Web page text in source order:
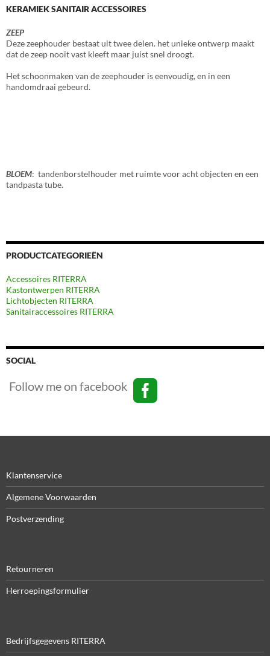
KERAMIEK SANITAIR ACCESSOIRES
ZEEP
Deze zeephouder bestaat uit twee delen. het unieke ontwerp maakt
dat de zeep nooit vast kleeft maar juist snel droogt.
Het schoonmaken van de zeephouder is eenvoudig, en in een
handomdraai gebeurd.
BLOEM: tandenborstelhouder met ruimte voor acht objecten en een
tandpasta tube.
PRODUCTCATEGORIEËN
Accessoires RITERRA
Kastontwerpen RITERRA
Lichtobjecten RITERRA
Sanitairaccessoires RITERRA
SOCIAL
Follow me on facebook
Klantenservice
Algemene Voorwaarden
Postverzending
Retourneren
Herroepingsformulier
Bedrijfsgegevens RITERRA